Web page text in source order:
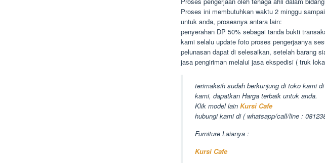
Proses ini membutuhkan waktu 2 minggu
untuk anda, prosesnya antara lain:
penyerahan DP 50% sebagai tanda bukti
kami selalu update foto proses pengerjaanya
pelunasan dapat di selesaikan, setelah barang
jasa pengiriman melalui jasa ekspedisi ( truk
terimaksih sudah berkunjung di toko kami di
kami, dapatkan Harga terbaik untuk anda.
Klik model lain Kursi Cafe
hubungi kami di ( whatsapp/call/line :
Furniture Laianya :
Kursi Cafe